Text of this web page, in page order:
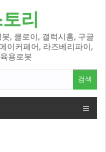
리
, 클로이, 갤럭시홈, 구글
이커페어, 라즈베리파이,
용로봇